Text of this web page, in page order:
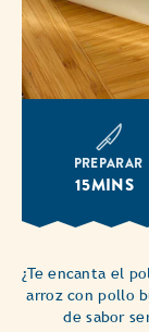
PREPARAR
15MINS
¿Te encanta el
arroz con pollo
de sabor